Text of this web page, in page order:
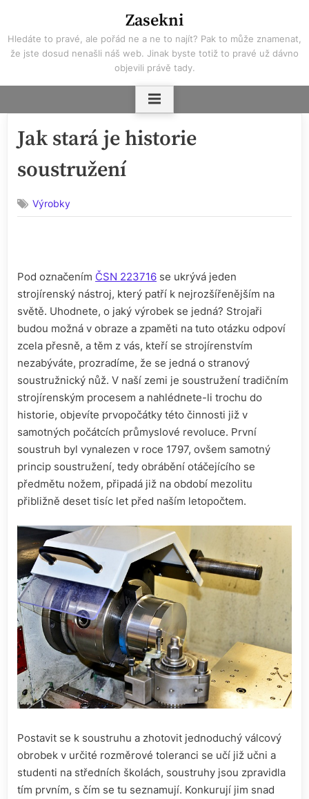
content
Zasekni
Hledáte to pravé, ale pořád ne a ne to najít? Pak to může znamenat,
že jste dosud nenašli náš web. Jinak byste totiž to pravé už dávno
objevili právě tady.
Jak stará je historie
soustružení
Výrobky
Pod označením ČSN 223716 se ukrývá jeden
strojírenský nástroj, který patří k nejrozšířenějším na
světě. Uhodnete, o jaký výrobek se jedná? Strojaři
budou možná v obraze a zpaměti na tuto otázku odpoví
zcela přesně, a těm z vás, kteří se strojírenstvím
nezabýváte, prozradíme, že se jedná o stranový
soustružnický nůž. V naší zemi je soustružení tradičním
strojírenským procesem a nahlédnete-li trochu do
historie, objevíte prvopočátky této činnosti již v
samotných počátcích průmyslové revoluce. První
soustruh byl vynalezen v roce 1797, ovšem samotný
princip soustružení, tedy obrábění otáčejícího se
předmětu nožem, připadá již na období mezolitu
přibližně deset tisíc let před naším letopočtem.
Postavit se k soustruhu a zhotovit jednoduchý válcový
obrobek v určité rozměrové toleranci se učí již učni a
studenti na středních školách, soustruhy jsou zpravidla
tím prvním, s čím se tu seznamují. Konkurují jim snad